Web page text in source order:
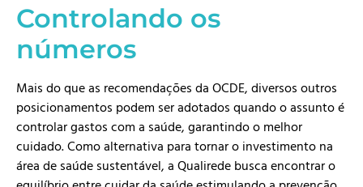
Controlando os
números
Mais do que as recomendações da OCDE, diversos outros
posicionamentos podem ser adotados quando o assunto é
controlar gastos com a saúde, garantindo o melhor
cuidado. Como alternativa para tornar o investimento na
área de saúde sustentável, a Qualirede busca encontrar o